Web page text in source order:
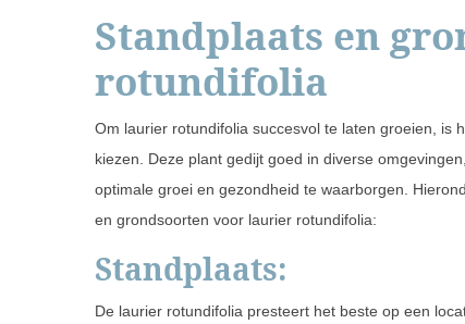
Standplaats en
rotundifolia
Om laurier rotundifolia succesvol te laten groeien, is
kiezen. Deze plant gedijt goed in diverse
optimale groei en gezondheid te waarborgen.
en grondsoorten voor laurier rotundifolia:
Standplaats:
De laurier rotundifolia presteert het beste op een